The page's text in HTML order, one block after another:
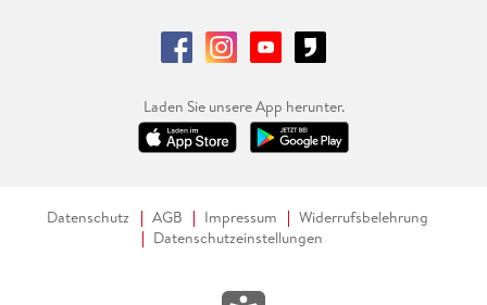
Laden Sie unsere App herunter.
Datenschutz AGB Impressum
Widerrufsbelehrung
Datenschutzeinstellungen